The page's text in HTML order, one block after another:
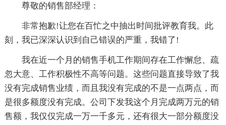
尊敬的销售部经理：
非常抱歉!让您在百忙之中抽出时间批评教育我。此
刻，我已深深认识到自己错误的严重，我错了!
我在近一个月的销售手机工作期间存在工作懈怠、疏
忽大意、工作积极性不高等问题。这些问题直接导致了我
没有完成销售业绩，而且我没有完成的不是一点两点，而
是很多额度没有完成。公司下发我这个月完成两万元的销
售额，我仅仅完成一万一千多元，还有很大一部分额度没